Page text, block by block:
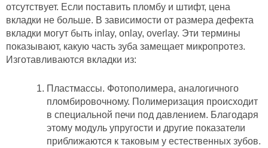
отсутствует. Если поставить пломбу и штифт, цена
вкладки не больше. В зависимости от размера дефекта
вкладки могут быть inlay, onlay, overlay. Эти термины
показывают, какую часть зуба замещает микропротез.
Изготавливаются вкладки из:
Пластмассы. Фотополимера, аналогичного
пломбировочному. Полимеризация происходит
в специальной печи под давлением. Благодаря
этому модуль упругости и другие показатели
приближаются к таковым у естественных зубов.